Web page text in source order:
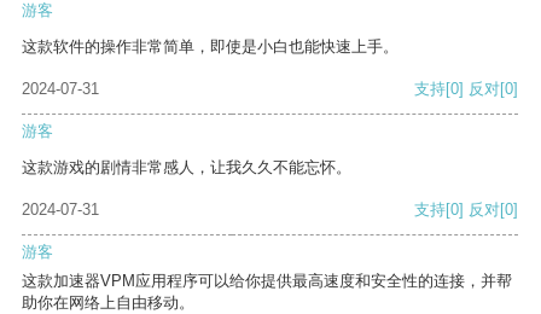
游客
这款软件的操作非常简单，即使是小白也能快速上手。
2024-07-31 支持[0] 反对[0]
游客
这款游戏的剧情非常感人，让我久久不能忘怀。
2024-07-31 支持[0] 反对[0]
游客
这款加速器VPM应用程序可以给你提供最高速度和安全性的连接，并帮
助你在网络上自由移动。